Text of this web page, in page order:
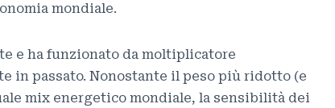
mondiale.
e ha funzionato da moltiplicatore
in passato. Nonostante il peso più ridotto (e
mix energetico mondiale, la sensibilità dei